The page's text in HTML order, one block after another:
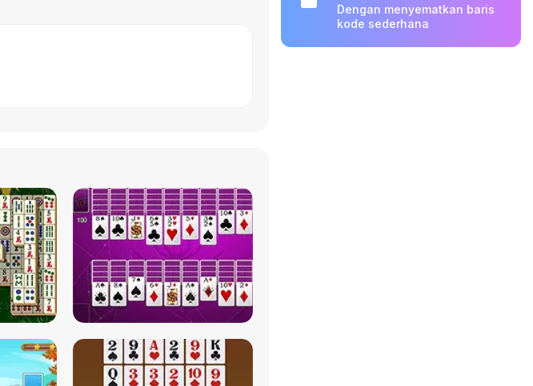
Dengan menyematkan baris
kode sederhana